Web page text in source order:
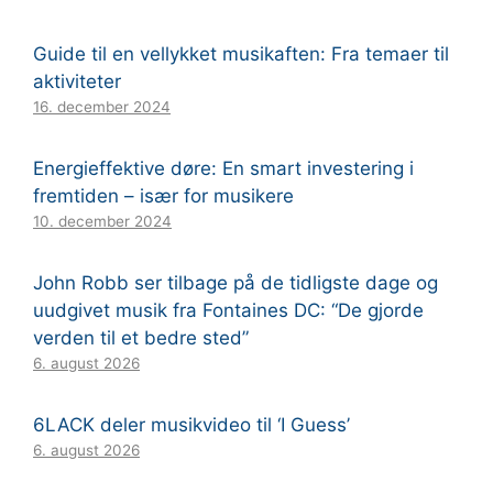
Guide til en vellykket musikaften: Fra temaer til
aktiviteter
16. december 2024
Energieffektive døre: En smart investering i
fremtiden – især for musikere
10. december 2024
John Robb ser tilbage på de tidligste dage og
uudgivet musik fra Fontaines DC: “De gjorde
verden til et bedre sted”
6. august 2026
6LACK deler musikvideo til ‘I Guess’
6. august 2026